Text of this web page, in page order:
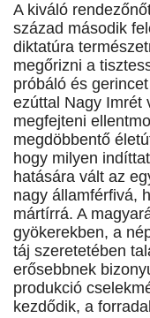
A kiváló
század második
diktatúra
megőrizni a
próbáló és
ezúttal Nagy Imrét
megfejteni
megdöbbentő
hogy milyen
hatására vált az
nagy államférfivá,
mártírrá. A
gyökerekben, a
táj szeretetében
erősebbnek
produkció
kezdődik, a